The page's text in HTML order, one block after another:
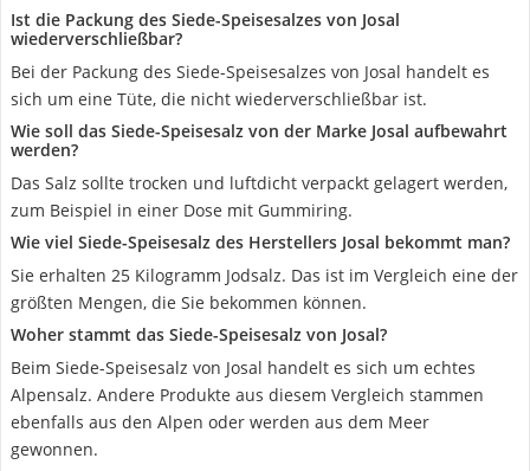
Ist die Packung des Siede-Speisesalzes von Josal
wiederverschließbar?
Bei der Packung des Siede-Speisesalzes von Josal handelt es
sich um eine Tüte, die nicht wiederverschließbar ist.
Wie soll das Siede-Speisesalz von der Marke Josal aufbewahrt
werden?
Das Salz sollte trocken und luftdicht verpackt gelagert werden,
zum Beispiel in einer Dose mit Gummiring.
Wie viel Siede-Speisesalz des Herstellers Josal bekommt man?
Sie erhalten 25 Kilogramm Jodsalz. Das ist im Vergleich eine der
größten Mengen, die Sie bekommen können.
Woher stammt das Siede-Speisesalz von Josal?
Beim Siede-Speisesalz von Josal handelt es sich um echtes
Alpensalz. Andere Produkte aus diesem Vergleich stammen
ebenfalls aus den Alpen oder werden aus dem Meer
gewonnen.